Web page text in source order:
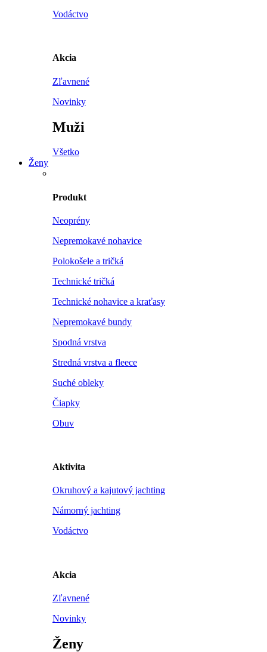
Vodáctvo
Akcia
Zľavnené
Novinky
Muži
Všetko
Ženy
Produkt
Neoprény
Nepremokavé nohavice
Polokošele a tričká
Technické tričká
Technické nohavice a kraťasy
Nepremokavé bundy
Spodná vrstva
Stredná vrstva a fleece
Suché obleky
Čiapky
Obuv
Aktivita
Okruhový a kajutový jachting
Námorný jachting
Vodáctvo
Akcia
Zľavnené
Novinky
Ženy